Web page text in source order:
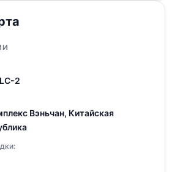
2
Вэньчан, Китайская